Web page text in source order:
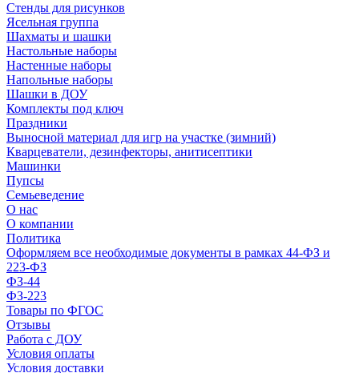
Стенды для рисунков
Ясельная группа
Шахматы и шашки
Настольные наборы
Настенные наборы
Напольные наборы
Шашки в ДОУ
Комплекты под ключ
Праздники
Выносной материал для игр на участке (зимний)
Кварцеватели, дезинфекторы, анитисептики
Машинки
Пупсы
Семьеведение
О нас
О компании
Политика
Оформляем все необходимые документы в рамках 44-ФЗ и
223-ФЗ
ФЗ-44
ФЗ-223
Товары по ФГОС
Отзывы
Работа с ДОУ
Условия оплаты
Условия доставки